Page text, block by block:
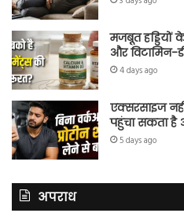
मजबूत हड्डियों
और विटामिन-
4 days ago
एक्सरसाइज
पहुंचा सकता
5 days ago
अपराध